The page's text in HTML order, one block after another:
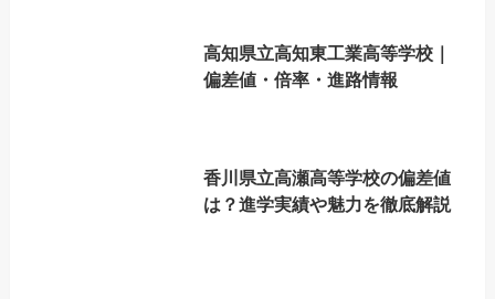
高知県立高知東工業高等学校｜
偏差値・倍率・進路情報
香川県立高瀬高等学校の偏差値
は？進学実績や魅力を徹底解説